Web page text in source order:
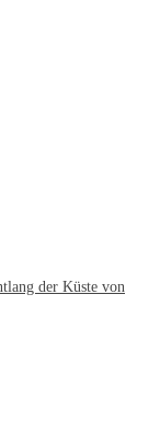
der Küste von